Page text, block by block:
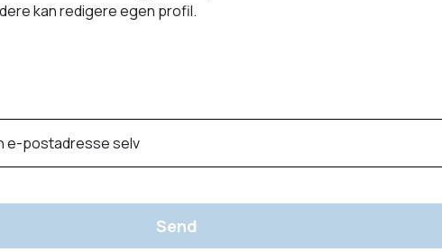
kan redigere egen profil.
e-postadresse selv
Send